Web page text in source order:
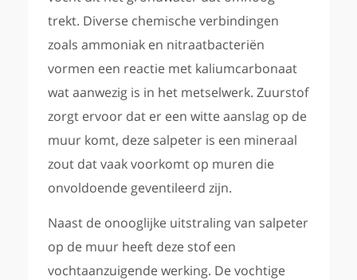
trekt. Diverse chemische verbindingen
zoals ammoniak en nitraatbacteriën
vormen een reactie met kaliumcarbonaat
wat aanwezig is in het metselwerk. Zuurstof
zorgt ervoor dat er een witte aanslag op de
muur komt, deze salpeter is een mineraal
zout dat vaak voorkomt op muren die
onvoldoende geventileerd zijn.
Naast de onooglijke uitstraling van salpeter
op de muur heeft deze stof een
vochtaanzuigende werking. De vochtige